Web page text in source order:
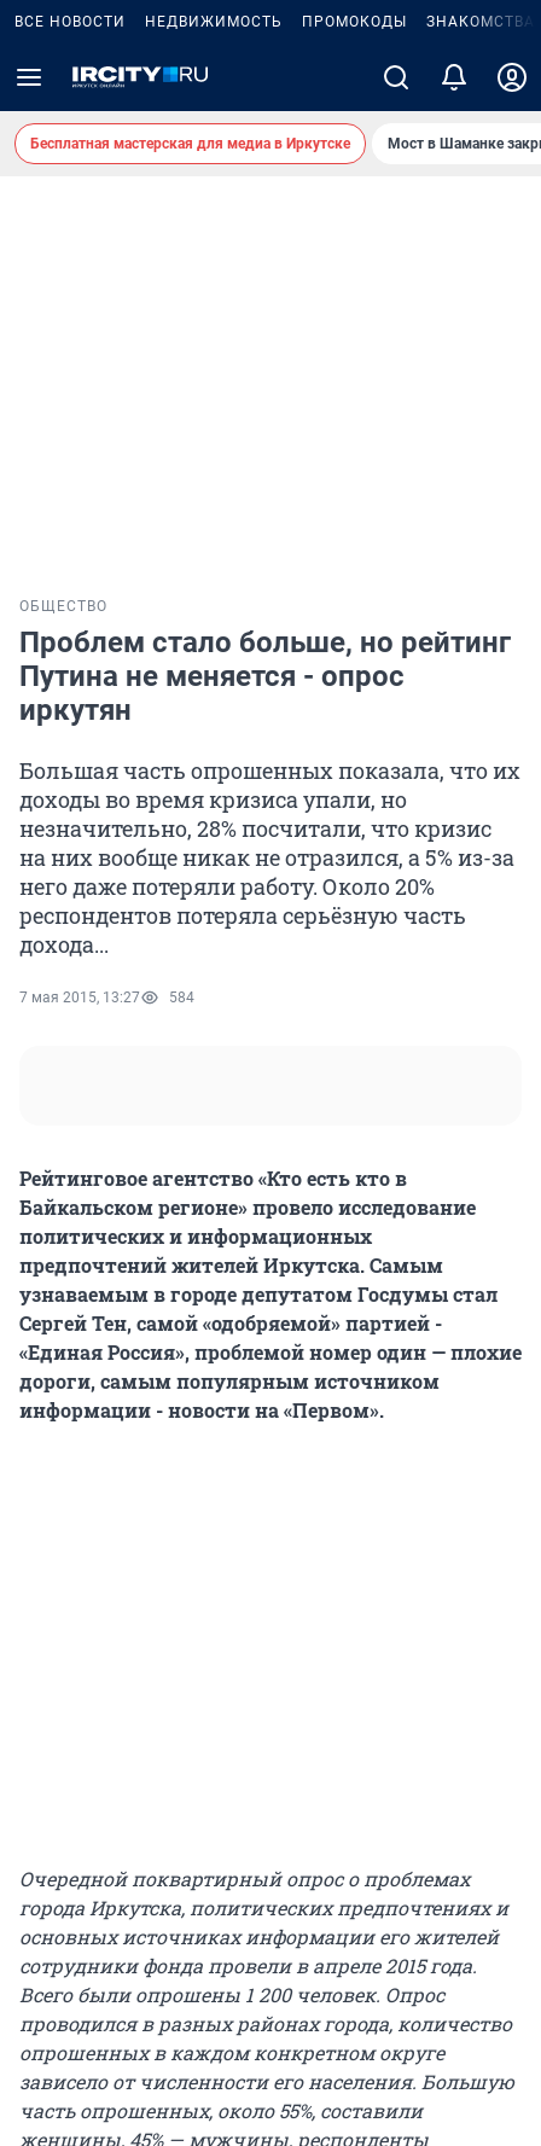
ВСЕ НОВОСТИ НЕДВИЖИМОСТЬ ПРОМОКОДЫ ЗНАКОМСТВА
Бесплатная мастерская для медиа в Иркутске Мост в Шаманке
ОБЩЕСТВО
Проблем стало больше, но рейтинг
Путина не меняется - опрос
иркутян
Большая часть опрошенных показала, что их
доходы во время кризиса упали, но
незначительно, 28% посчитали, что кризис
на них вообще никак не отразился, а 5% из-за
него даже потеряли работу. Около 20%
респондентов потеряла серьёзную часть
дохода...
7 мая 2015, 13:27 584
Рейтинговое агентство «Кто есть кто в
Байкальском регионе» провело исследование
политических и информационных
предпочтений жителей Иркутска. Самым
узнаваемым в городе депутатом Госдумы стал
Сергей Тен, самой «одобряемой» партией -
«Единая Россия», проблемой номер один — плохие
дороги, самым популярным источником
информации - новости на «Первом».
Очередной поквартирный опрос о проблемах
города Иркутска, политических предпочтениях и
основных источниках информации его жителей
сотрудники фонда провели в апреле 2015 года.
Всего были опрошены 1 200 человек. Опрос
проводился в разных районах города, количество
опрошенных в каждом конкретном округе
зависело от численности его населения. Большую
часть опрошенных, около 55%, составили
женщины, 45% — мужчины, респонденты